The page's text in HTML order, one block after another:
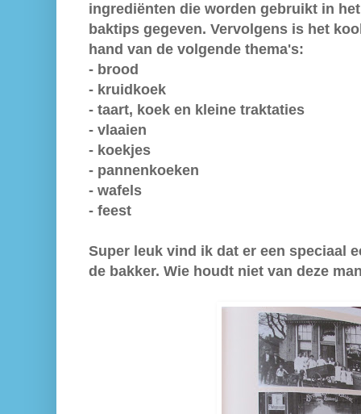
ingrediënten die worden gebruikt in
baktips gegeven. Vervolgens is het
hand van de volgende thema's:
- brood
- kruidkoek
- taart, koek en kleine traktaties
- vlaaien
- koekjes
- pannenkoeken
- wafels
- feest
Super leuk vind ik dat er een speciaal
de bakker. Wie houdt niet van deze